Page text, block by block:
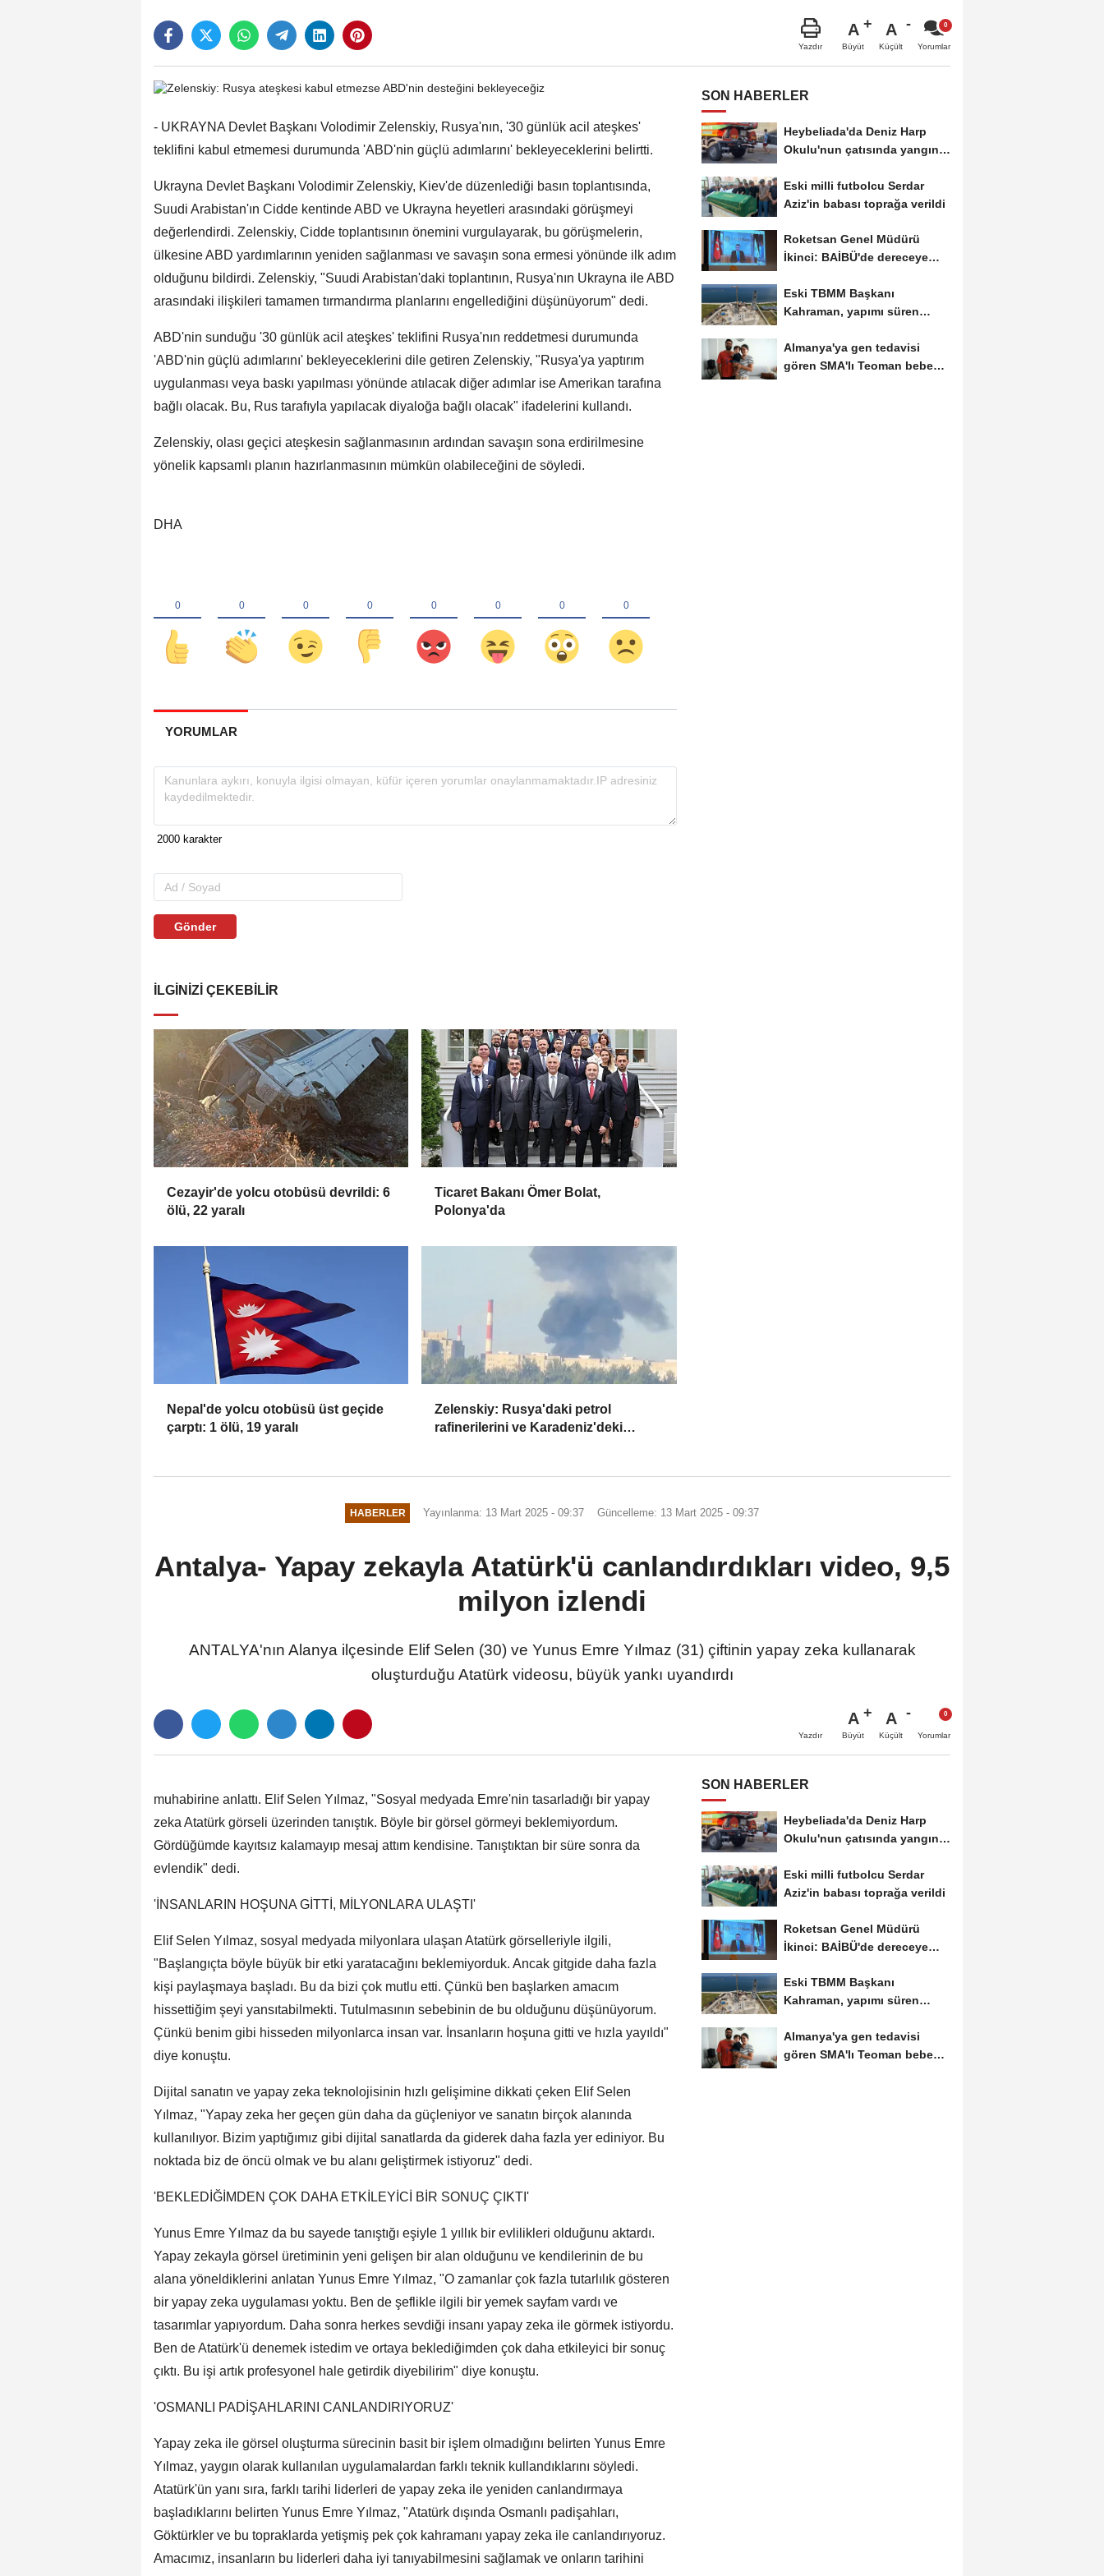
Yazdır
A
Büyüt
A
Küçült Yorumlar
- UKRAYNA Devlet Başkanı Volodimir Zelenskiy, Rusya'nın, '30 günlük acil ateşkes'
teklifini kabul etmemesi durumunda 'ABD'nin güçlü adımlarını' bekleyeceklerini belirtti.
Ukrayna Devlet Başkanı Volodimir Zelenskiy, Kiev'de düzenlediği basın toplantısında,
Suudi Arabistan'ın Cidde kentinde ABD ve Ukrayna heyetleri arasındaki görüşmeyi
değerlendirdi. Zelenskiy, Cidde toplantısının önemini vurgulayarak, bu görüşmelerin,
ülkesine ABD yardımlarının yeniden sağlanması ve savaşın sona ermesi yönünde ilk adım
olduğunu bildirdi. Zelenskiy, "Suudi Arabistan'daki toplantının, Rusya'nın Ukrayna ile ABD
arasındaki ilişkileri tamamen tırmandırma planlarını engellediğini düşünüyorum" dedi.
ABD'nin sunduğu '30 günlük acil ateşkes' teklifini Rusya'nın reddetmesi durumunda
'ABD'nin güçlü adımlarını' bekleyeceklerini dile getiren Zelenskiy, "Rusya'ya yaptırım
uygulanması veya baskı yapılması yönünde atılacak diğer adımlar ise Amerikan tarafına
bağlı olacak. Bu, Rus tarafıyla yapılacak diyaloğa bağlı olacak" ifadelerini kullandı.
Zelenskiy, olası geçici ateşkesin sağlanmasının ardından savaşın sona erdirilmesine
yönelik kapsamlı planın hazırlanmasının mümkün olabileceğini de söyledi.
DHA
YORUMLAR
Gönder
İLGINIZI ÇEKEBILIR
Cezayir'de yolcu otobüsü devrildi: 6
ölü, 22 yaralı
Ticaret Bakanı Ömer Bolat,
Polonya'da
Nepal'de yolcu otobüsü üst geçide
çarptı: 1 ölü, 19 yaralı
Zelenskiy: Rusya'daki petrol
rafinerilerini ve Karadeniz'deki
SON HABERLER
Heybeliada'da Deniz Harp
Okulu'nun çatısında yangın
Eski milli futbolcu Serdar
Aziz'in babası toprağa verildi
Roketsan Genel Müdürü
İkinci: BAİBÜ'de dereceye
Eski TBMM Başkanı
Kahraman, yapımı süren
Camii'nde...
Almanya'ya gen tedavisi
gören SMA'lı Teoman bebek
HABERLER Yayınlanma: 13 Mart 2025 - 09:37 Güncelleme: 13 Mart 2025 - 09:37
Antalya- Yapay zekayla Atatürk'ü canlandırdıkları video, 9,5
milyon izlendi
ANTALYA'nın Alanya ilçesinde Elif Selen (30) ve Yunus Emre Yılmaz (31) çiftinin yapay zeka kullanarak
oluşturduğu Atatürk videosu, büyük yankı uyandırdı
Yazdır
A
Büyüt
A
Küçült Yorumlar
muhabirine anlattı. Elif Selen Yılmaz, "Sosyal medyada Emre'nin tasarladığı bir yapay
zeka Atatürk görseli üzerinden tanıştık. Böyle bir görsel görmeyi beklemiyordum.
Gördüğümde kayıtsız kalamayıp mesaj attım kendisine. Tanıştıktan bir süre sonra da
evlendik" dedi.
'İNSANLARIN HOŞUNA GİTTİ, MİLYONLARA ULAŞTI'
Elif Selen Yılmaz, sosyal medyada milyonlara ulaşan Atatürk görselleriyle ilgili,
"Başlangıçta böyle büyük bir etki yaratacağını beklemiyorduk. Ancak gitgide daha fazla
kişi paylaşmaya başladı. Bu da bizi çok mutlu etti. Çünkü ben başlarken amacım
hissettiğim şeyi yansıtabilmekti. Tutulmasının sebebinin de bu olduğunu düşünüyorum.
Çünkü benim gibi hisseden milyonlarca insan var. İnsanların hoşuna gitti ve hızla yayıldı"
diye konuştu.
Dijital sanatın ve yapay zeka teknolojisinin hızlı gelişimine dikkati çeken Elif Selen
Yılmaz, "Yapay zeka her geçen gün daha da güçleniyor ve sanatın birçok alanında
kullanılıyor. Bizim yaptığımız gibi dijital sanatlarda da giderek daha fazla yer ediniyor. Bu
noktada biz de öncü olmak ve bu alanı geliştirmek istiyoruz" dedi.
'BEKLEDİĞİMDEN ÇOK DAHA ETKİLEYİCİ BİR SONUÇ ÇIKTI'
Yunus Emre Yılmaz da bu sayede tanıştığı eşiyle 1 yıllık bir evlilikleri olduğunu aktardı.
Yapay zekayla görsel üretiminin yeni gelişen bir alan olduğunu ve kendilerinin de bu
alana yöneldiklerini anlatan Yunus Emre Yılmaz, "O zamanlar çok fazla tutarlılık gösteren
bir yapay zeka uygulaması yoktu. Ben de şeflikle ilgili bir yemek sayfam vardı ve
tasarımlar yapıyordum. Daha sonra herkes sevdiği insanı yapay zeka ile görmek istiyordu.
Ben de Atatürk'ü denemek istedim ve ortaya beklediğimden çok daha etkileyici bir sonuç
çıktı. Bu işi artık profesyonel hale getirdik diyebilirim" diye konuştu.
'OSMANLI PADİŞAHLARINI CANLANDIRIYORUZ'
Yapay zeka ile görsel oluşturma sürecinin basit bir işlem olmadığını belirten Yunus Emre
Yılmaz, yaygın olarak kullanılan uygulamalardan farklı teknik kullandıklarını söyledi.
Atatürk'ün yanı sıra, farklı tarihi liderleri de yapay zeka ile yeniden canlandırmaya
başladıklarını belirten Yunus Emre Yılmaz, "Atatürk dışında Osmanlı padişahları,
Göktürkler ve bu topraklarda yetişmiş pek çok kahramanı yapay zeka ile canlandırıyoruz.
Amacımız, insanların bu liderleri daha iyi tanıyabilmesini sağlamak ve onların tarihini
SON HABERLER
Heybeliada'da Deniz Harp
Okulu'nun çatısında yangın
Eski milli futbolcu Serdar
Aziz'in babası toprağa verildi
Roketsan Genel Müdürü
İkinci: BAİBÜ'de dereceye
Eski TBMM Başkanı
Kahraman, yapımı süren
Camii'nde...
Almanya'ya gen tedavisi
gören SMA'lı Teoman bebek